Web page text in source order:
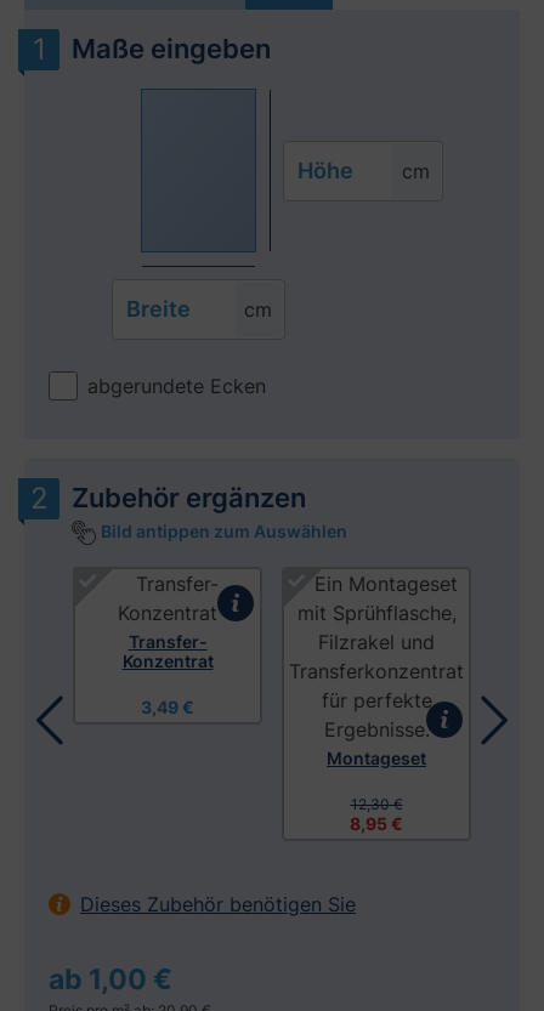
Maße eingeben
Höhe cm
Breite cm
abgerundete Ecken
Zubehör ergänzen
Bild antippen zum Auswählen
Transfer-
Konzentrat
3,49 €
Montageset
8,95 €
12,30 €
Dieses Zubehör benötigen Sie
ab 1,00 €